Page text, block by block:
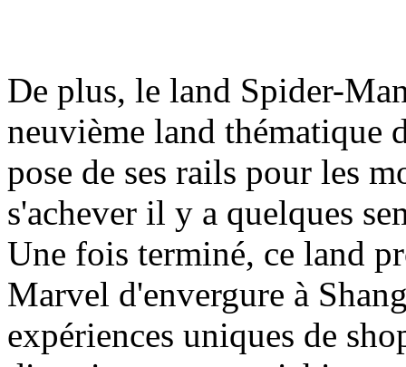
De plus, le land Spider-
neuvième land thématique
pose de ses rails pour les
s'achever il y a quelques
Une fois terminé, ce land
Marvel d'envergure à
expériences uniques de